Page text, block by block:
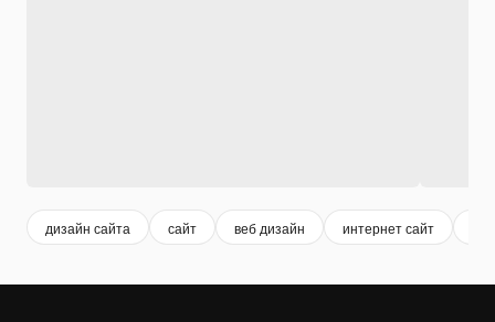
дизайн сайта сайт веб дизайн интернет сайт